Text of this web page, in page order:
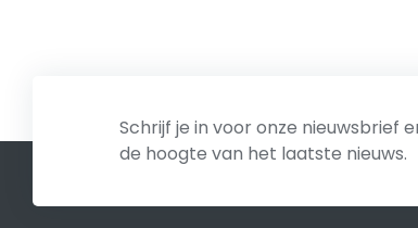
Schrijf je in voor onze nieuwsbrief
de hoogte van het laatste nieuws.